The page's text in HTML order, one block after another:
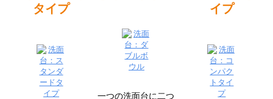
タイプ
一つの洗面台に二つ
イプ